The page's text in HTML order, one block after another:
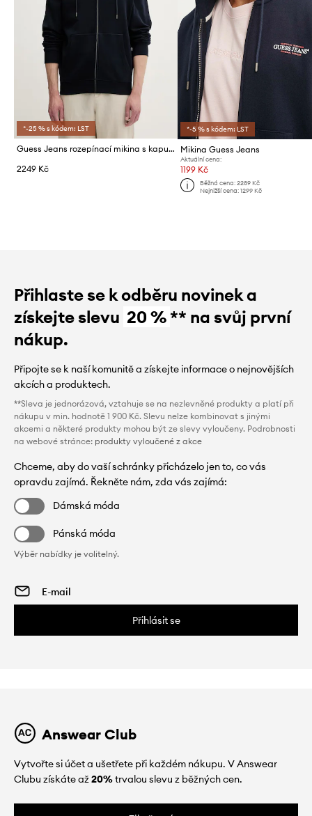
*-25 % s kódem: LST
Guess Jeans rozepínací mikina s kapucí pánská bavlněná
2249 Kč
*-5 % s kódem: LST
Mikina Guess Jeans
Aktuální cena:
1199 Kč
Běžná cena: 2289 Kč
Nejnižší cena: 1299 Kč
Přihlaste se k odběru novinek a
získejte slevu 20 %** na svůj první
nákup.
Připojte se k naší komunitě a získejte informace o nejnovějších
akcích a produktech.
**Sleva je jednorázová, vztahuje se na nezlevněné produkty a platí při
nákupu v min. hodnotě 1 900 Kč. Slevu nelze kombinovat s jinými
akcemi a některé produkty mohou být ze slevy vyloučeny. Podrobnosti
na webové stránce: produkty vyloučené z akce
Chceme, aby do vaší schránky přicházelo jen to, co vás
opravdu zajímá. Řekněte nám, zda vás zajímá:
Dámská móda
Pánská móda
Výběr nabídky je volitelný.
Přihlásit se
Answear Club
Vytvořte si účet a ušetřete při každém nákupu. V Answear
Clubu získáte až20%trvalou slevu z běžných cen.